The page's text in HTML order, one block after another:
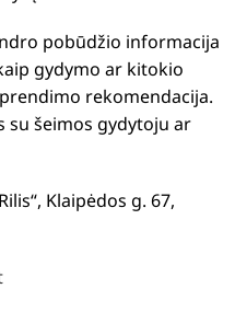
pobūdžio informacija
gydymo ar kitokio
rekomendacija.
su šeimos gydytoju ar
Klaipėdos g. 67,